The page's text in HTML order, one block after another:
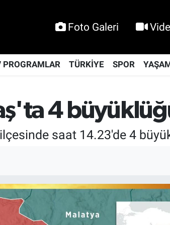
Foto Galeri
PROGRAMLAR TÜRKİYE SPOR
4
saat 14.23'de 4